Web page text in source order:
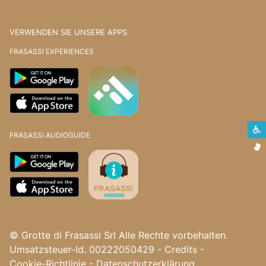
VERWENDEN SIE UNSERE APPS
FRASASSI EXPERIENCES
FRASASSI AUDIOGUIDE
© Grotte di Frasassi Srl Alle Rechte vorbehalten.
Umsatzsteuer-Id. 00222050429 - Credits -
Cookie-Richtlinie - Datenschutzerklärung